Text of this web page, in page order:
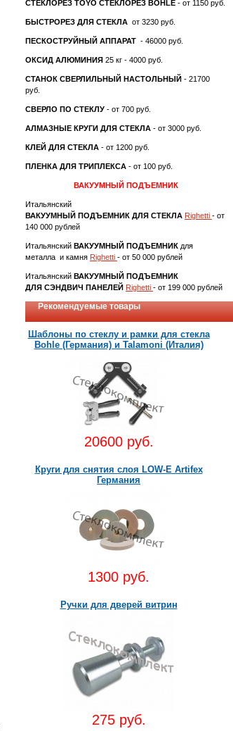
СТЕКЛОРЕЗ TOYO СТЕКЛОРЕЗ BOHLE - от 1150 руб.
БЫСТРОРЕЗ ДЛЯ СТЕКЛА от 3230 руб.
ПЕСКОСТРУЙНЫЙ АППАРАТ - 46000 руб.
ОКСИД АЛЮМИНИЯ 25 кг - 4000 руб.
СТАНОК СВЕРЛИЛЬНЫЙ НАСТОЛЬНЫЙ - 21700
руб.
СВЕРЛО ПО СТЕКЛУ - от 700 руб.
АЛМАЗНЫЕ КРУГИ ДЛЯ СТЕКЛА - от 3000 руб.
КЛЕЙ ДЛЯ СТЕКЛА - от 1200 руб.
ПЛЕНКА ДЛЯ ТРИПЛЕКСА - от 100 руб.
ВАКУУМНЫЙ ПОДЪЕМНИК
Итальянский
ВАКУУМНЫЙ ПОДЪЕМНИК ДЛЯ СТЕКЛА Righetti - от
140 000 рублей
Итальянский ВАКУУМНЫЙ ПОДЪЕМНИК для
металла и камня Righetti - от 50 000 рублей
Итальянский ВАКУУМНЫЙ ПОДЪЕМНИК
ДЛЯ СЭНДВИЧ ПАНЕЛЕЙ Righetti - от 199 000 рублей
Рекомендуемые товары
Шаблоны по стеклу и рамки для стекла
Bohle (Германия) и Talamoni (Италия)
20600 руб.
Круги для снятия слоя LOW-E Artifex
Германия
1300 руб.
Ручки для дверей витрин
275 руб.